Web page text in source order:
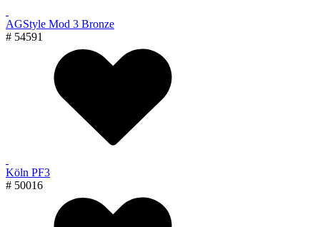
AGStyle Mod 3 Bronze
# 54591
Köln PF3
# 50016